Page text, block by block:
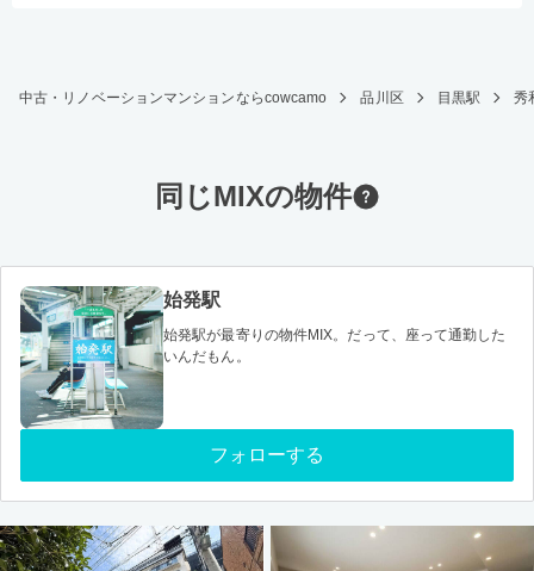
中古・リノベーションマンションならcowcamo 品川区 目黒駅 秀
同じMIXの物件
始発駅
始発駅が最寄りの物件MIX。だって、座って通勤した
いんだもん。
フォローする